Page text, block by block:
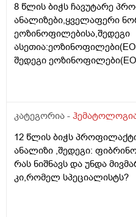
8 წლის ბიჭს ჩავუტარე
ანალიზები,ყველაფერი
ეოზინოფილებისა,შედეგი
შედეგი
საგანგაშოა და რომელი
კატეგორია -
12 წლის ბიჭს
ანალიზი ,შედეგი:
რას ნიშნავს და უნდა
კი,რომელ სპეციალისტს?